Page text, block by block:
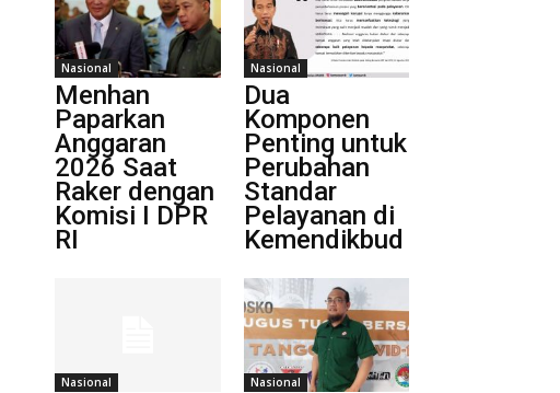
Nasional
Menhan
Paparkan
Anggaran
2026 Saat
Raker dengan
Komisi I DPR
RI
Nasional
Dua
Komponen
Penting untuk
Perubahan
Standar
Pelayanan di
Kemendikbud
Nasional Nasional